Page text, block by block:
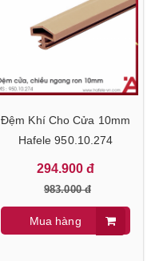
Đệm Khí Cho Cửa 10mm
Hafele 950.10.274
294.900 đ
983.000 đ
Mua hàng